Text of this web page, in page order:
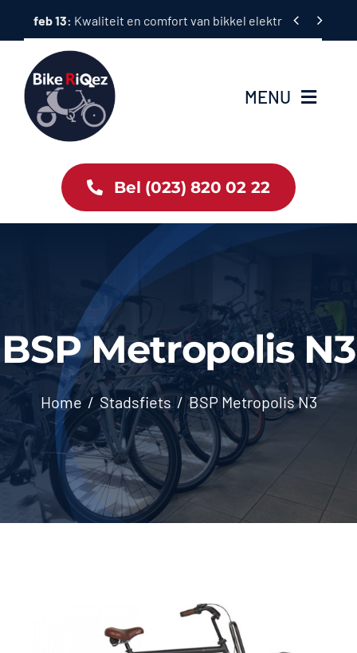
naar
inhoud
feb 13: Superior fietsen: kwaliteit, prestaties en rijplezier
 
MENU
Tweewielers
Bike News
Contact
Bel (023) 820 02 22
BSP Metropolis N3
Home Stadsfiets BSP Metropolis N3